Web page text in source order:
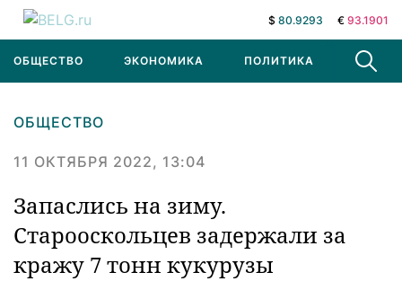
$ 80.9293 € 93.1901
ОБЩЕСТВО ЭКОНОМИКА ПОЛИТИКА В МИРЕ
ОБЩЕСТВО
11 ОКТЯБРЯ 2022, 13:04
Запаслись на зиму.
Старооскольцев задержали за
кражу 7 тонн кукурузы